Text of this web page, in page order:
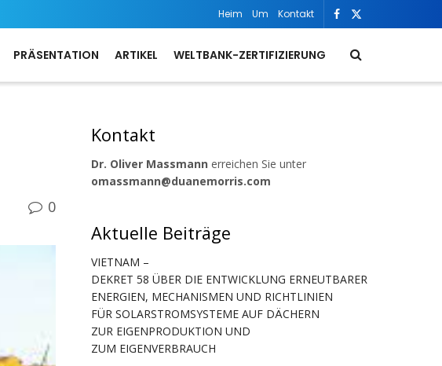
Heim Um Kontakt
PRÄSENTATION ARTIKEL WELTBANK-ZERTIFIZIERUNG
0
Kontakt
Dr. Oliver Massmann erreichen Sie unter
omassmann@duanemorris.com
Aktuelle Beiträge
VIETNAM –
DEKRET 58 ÜBER DIE ENTWICKLUNG ERNEUTBARER
ENERGIEN, MECHANISMEN UND RICHTLINIEN
FÜR SOLARSTROMSYSTEME AUF DÄCHERN
ZUR EIGENPRODUKTION UND
ZUM EIGENVERBRAUCH